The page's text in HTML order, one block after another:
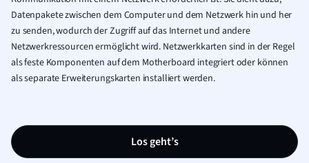
Datenpakete zwischen dem Computer und dem Netzwerk hin und her
zu senden, wodurch der Zugriff auf das Internet und andere
Netzwerkressourcen ermöglicht wird. Netzwerkkarten sind in der Regel
als feste Komponenten auf dem Motherboard integriert oder können
als separate Erweiterungskarten installiert werden.
Los geht’s